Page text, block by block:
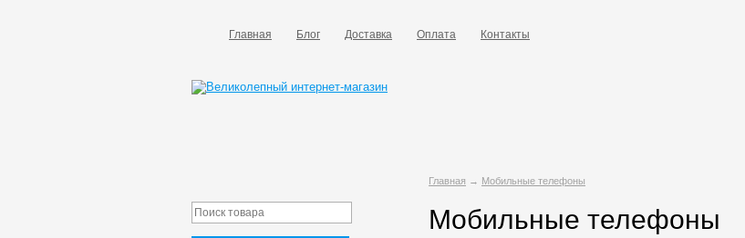
Главная Блог Доставка Оплата Контакты
Главная → Мобильные телефоны
Мобильные телефоны